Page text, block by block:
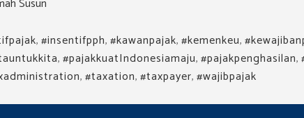
Susun
,#insentifpph,#kawanpajak,#kemenkeu,
,#pajakkuatIndonesiamaju,#pajakpenghasilan,
,#taxation,#taxpayer,#wajibpajak